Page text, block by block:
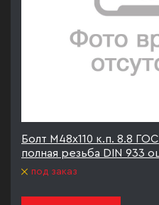
Болт М48х110 к.п. 8.8
полная резьба DIN 933
под заказ